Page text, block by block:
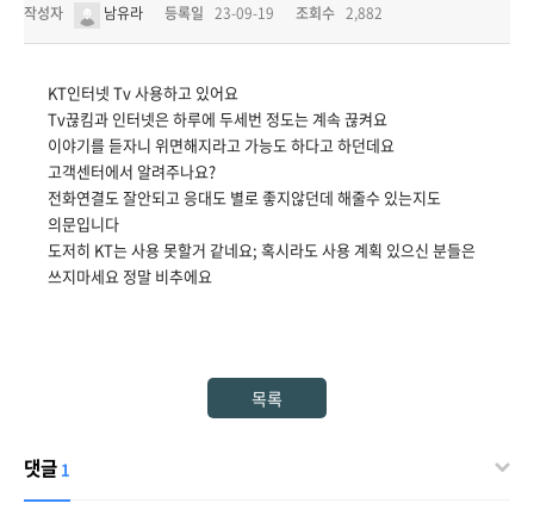
작성자 남유라 등록일 23-09-19 조회수 2,882
KT인터넷 Tv 사용하고 있어요
Tv끊킴과 인터넷은 하루에 두세번 정도는 계속 끊켜요
이야기를 듣자니 위면해지라고 가능도 하다고 하던데요
고객센터에서 알려주나요?
전화연결도 잘안되고 응대도 별로 좋지않던데 해줄수 있는지도
의문입니다
도저히 KT는 사용 못할거 같네요; 혹시라도 사용 계획 있으신 분들은
쓰지마세요 정말 비추에요
목록
댓글 1